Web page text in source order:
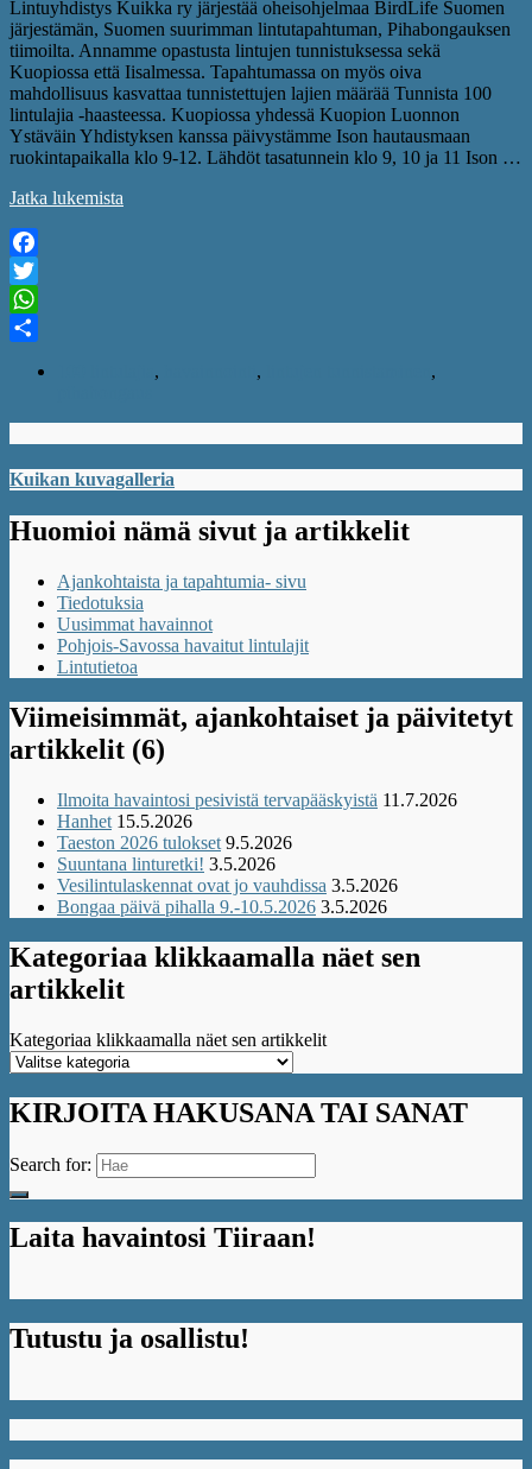
Lintuyhdistys Kuikka ry järjestää oheisohjelmaa BirdLife Suomen
järjestämän, Suomen suurimman lintutapahtuman, Pihabongauksen
tiimoilta. Annamme opastusta lintujen tunnistuksessa sekä
Kuopiossa että Iisalmessa. Tapahtumassa on myös oiva
mahdollisuus kasvattaa tunnistettujen lajien määrää Tunnista 100
lintulajia -haasteessa. Kuopiossa yhdessä Kuopion Luonnon
Ystäväin Yhdistyksen kanssa päivystämme Ison hautausmaan
ruokintapaikalla klo 9-12. Lähdöt tasatunnein klo 9, 10 ja 11 Ison …
Jatka lukemista
Facebook
Twitter
WhatsApp
, ,
,
Kuikan kuvagalleria
Huomioi nämä sivut ja artikkelit
Ajankohtaista ja tapahtumia- sivu
Tiedotuksia
Uusimmat havainnot
Pohjois-Savossa havaitut lintulajit
Lintutietoa
Viimeisimmät, ajankohtaiset ja päivitetyt
artikkelit (6)
Ilmoita havaintosi pesivistä tervapääskyistä 11.7.2026
Hanhet 15.5.2026
Taeston 2026 tulokset 9.5.2026
Suuntana linturetki! 3.5.2026
Vesilintulaskennat ovat jo vauhdissa 3.5.2026
Bongaa päivä pihalla 9.-10.5.2026 3.5.2026
Kategoriaa klikkaamalla näet sen
artikkelit
Kategoriaa klikkaamalla näet sen artikkelit
KIRJOITA HAKUSANA TAI SANAT
Search for:
Laita havaintosi Tiiraan!
Tutustu ja osallistu!